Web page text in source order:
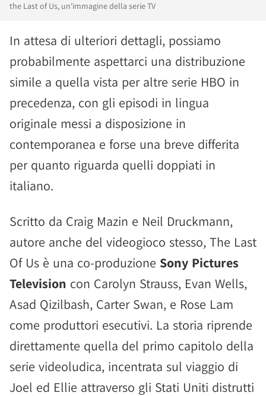
the Last of Us, un'immagine della serie TV
In attesa di ulteriori dettagli, possiamo
probabilmente aspettarci una distribuzione
simile a quella vista per altre serie HBO in
precedenza, con gli episodi in lingua
originale messi a disposizione in
contemporanea e forse una breve differita
per quanto riguarda quelli doppiati in
italiano.
Scritto da Craig Mazin e Neil Druckmann,
autore anche del videogioco stesso, The Last
Of Us è una co-produzione Sony Pictures
Television con Carolyn Strauss, Evan Wells,
Asad Qizilbash, Carter Swan, e Rose Lam
come produttori esecutivi. La storia riprende
direttamente quella del primo capitolo della
serie videoludica, incentrata sul viaggio di
Joel ed Ellie attraverso gli Stati Uniti distrutti